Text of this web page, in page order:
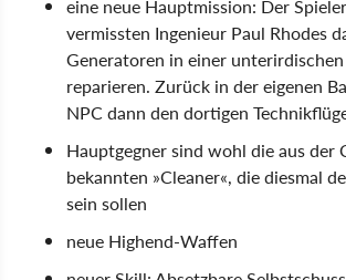
eine neue Hauptmission: Der
vermissten Ingenieur Paul Rhodes
Generatoren in einer
reparieren. Zurück in der eigenen
NPC dann den dortigen
Hauptgegner sind wohl die aus der
bekannten »Cleaner«, die diesmal
sein sollen
neue Highend-Waffen